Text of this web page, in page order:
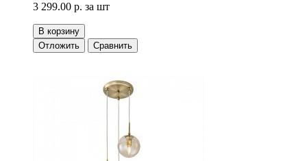
3 299.00 р. за шт
В корзину
Отложить
Сравнить